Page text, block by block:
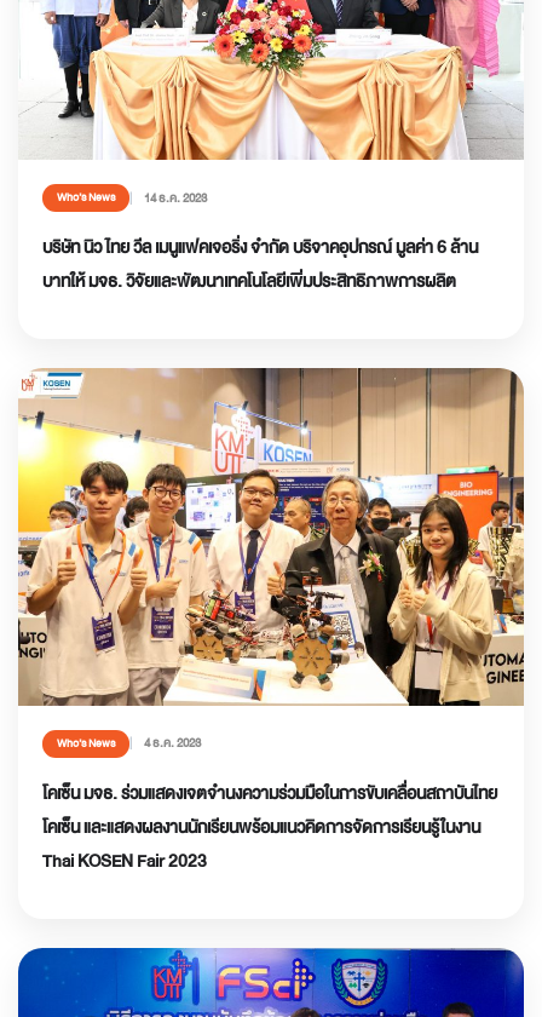
Who’s News 14 ธ.ค. 2023
บริษัท นิว ไทย วีล เมนูแฟคเจอริ่ง จำกัด บริจาคอุปกรณ์ มูลค่า 6 ล้าน
บาทให้ มจธ. วิจัยและพัฒนาเทคโนโลยีเพิ่มประสิทธิภาพการผลิต
Who’s News 4 ธ.ค. 2023
โคเซ็น มจธ. ร่วมแสดงเจตจำนงความร่วมมือในการขับเคลื่อนสถาบันไทย
โคเซ็น และแสดงผลงานนักเรียนพร้อมแนวคิดการจัดการเรียนรู้ในงาน
Thai KOSEN Fair 2023